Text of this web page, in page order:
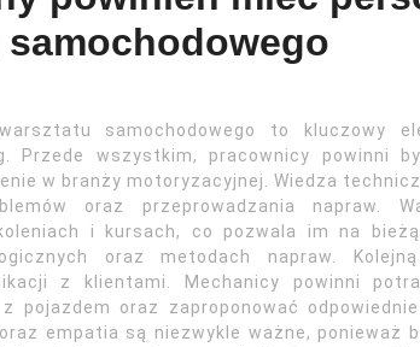
samochodowego to kluczowy
Przede wszystkim, pracownicy powinni
w branży motoryzacyjnej. Wiedza
oraz przeprowadzania napraw.
i kursach, co pozwala im na
oraz metodach napraw.
z klientami. Mechanicy powinni
pojazdem oraz zaproponować
empatia są niezwykle ważne, ponieważ